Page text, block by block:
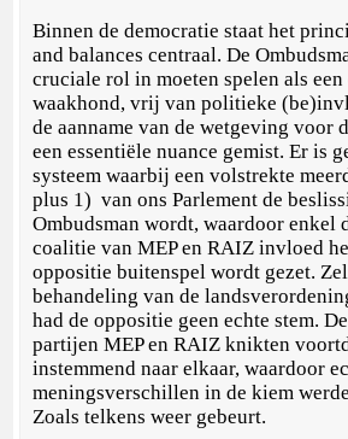
Binnen de democratie staat het
and balances centraal. De
cruciale rol in moeten spelen als
waakhond, vrij van politieke
de aanname van de wetgeving voor
een essentiële nuance gemist. Er is
systeem waarbij een volstrekte
plus 1) van ons Parlement de
Ombudsman wordt, waardoor enkel
coalitie van MEP en RAIZ invloed
oppositie buitenspel wordt gezet.
behandeling van de
had de oppositie geen echte stem.
partijen MEP en RAIZ knikten
instemmend naar elkaar, waardoor
meningsverschillen in de kiem
Zoals telkens weer gebeurt.